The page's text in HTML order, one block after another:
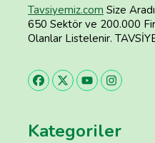
Tavsiyemiz.com Size
650 Sektör ve 200.000
Olanlar Listelenir.
Kategoriler